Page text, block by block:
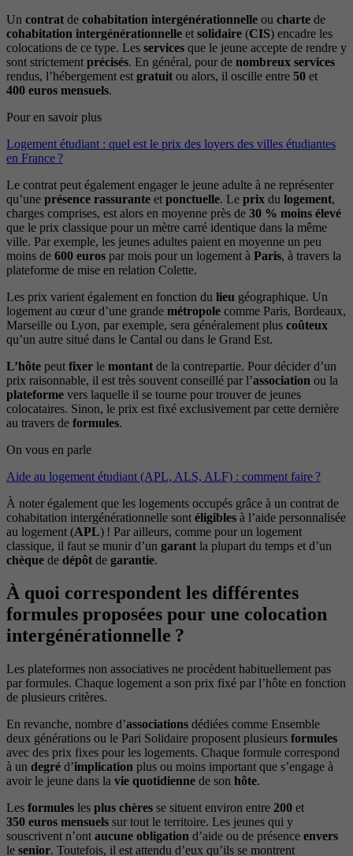
Un contrat de cohabitation intergénérationnelle ou charte de
cohabitation intergénérationnelle et solidaire (CIS) encadre les
colocations de ce type. Les services que le jeune accepte de rendre y
sont strictement précisés. En général, pour de nombreux services
rendus, l’hébergement est gratuit ou alors, il oscille entre 50 et
400 euros mensuels.
Pour en savoir plus
Logement étudiant : quel est le prix des loyers des villes étudiantes
en France ?
Le contrat peut également engager le jeune adulte à ne représenter
qu’une présence rassurante et ponctuelle. Le prix du logement,
charges comprises, est alors en moyenne près de 30 % moins élevé
que le prix classique pour un mètre carré identique dans la même
ville. Par exemple, les jeunes adultes paient en moyenne un peu
moins de 600 euros par mois pour un logement à Paris, à travers la
plateforme de mise en relation Colette.
Les prix varient également en fonction du lieu géographique. Un
logement au cœur d’une grande métropole comme Paris, Bordeaux,
Marseille ou Lyon, par exemple, sera généralement plus coûteux
qu’un autre situé dans le Cantal ou dans le Grand Est.
L’hôte peut fixer le montant de la contrepartie. Pour décider d’un
prix raisonnable, il est très souvent conseillé par l’association ou la
plateforme vers laquelle il se tourne pour trouver de jeunes
colocataires. Sinon, le prix est fixé exclusivement par cette dernière
au travers de formules.
On vous en parle
Aide au logement étudiant (APL, ALS, ALF) : comment faire ?
À noter également que les logements occupés grâce à un contrat de
cohabitation intergénérationnelle sont éligibles à l’aide personnalisée
au logement (APL) ! Par ailleurs, comme pour un logement
classique, il faut se munir d’un garant la plupart du temps et d’un
chèque de dépôt de garantie.
À quoi correspondent les différentes
formules proposées pour une colocation
intergénérationnelle ?
Les plateformes non associatives ne procèdent habituellement pas
par formules. Chaque logement a son prix fixé par l’hôte en fonction
de plusieurs critères.
En revanche, nombre d’associations dédiées comme Ensemble
deux générations ou le Pari Solidaire proposent plusieurs formules
avec des prix fixes pour les logements. Chaque formule correspond
à un degré d’implication plus ou moins important que s’engage à
avoir le jeune dans la vie quotidienne de son hôte.
Les formules les plus chères se situent environ entre 200 et
350 euros mensuels sur tout le territoire. Les jeunes qui y
souscrivent n’ont aucune obligation d’aide ou de présence envers
le senior. Toutefois, il est attendu d’eux qu’ils se montrent